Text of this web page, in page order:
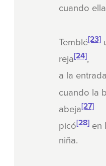
cuando
Temblé[23]
reja[24],
a la
cuando la
abeja[27]
picó[28] en
niña.